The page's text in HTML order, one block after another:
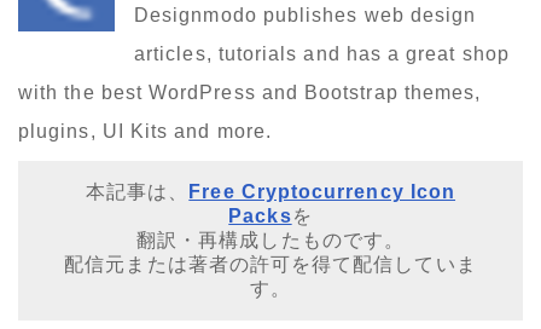
Designmodo publishes web design
articles, tutorials and has a great shop
with the best WordPress and Bootstrap themes,
plugins, UI Kits and more.
本記事は、
Free Cryptocurrency Icon
Packsを
翻訳・再構成したものです。
配信元または著者の許可を得て配信していま
す。